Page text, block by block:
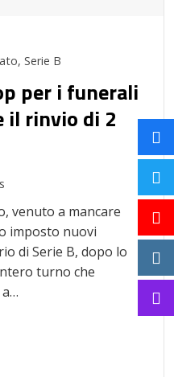
, Serie B
per i funerali
il rinvio di 2
venuto a mancare
imposto nuovi
di Serie B, dopo lo
turno che